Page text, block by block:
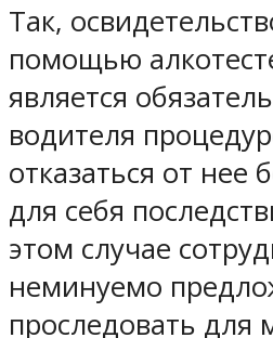
Так,
помощью
является
водителя
отказаться от нее
для себя
этом случае
неминуемо
проследовать для